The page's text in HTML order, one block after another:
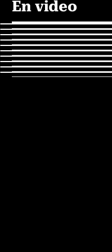
En video